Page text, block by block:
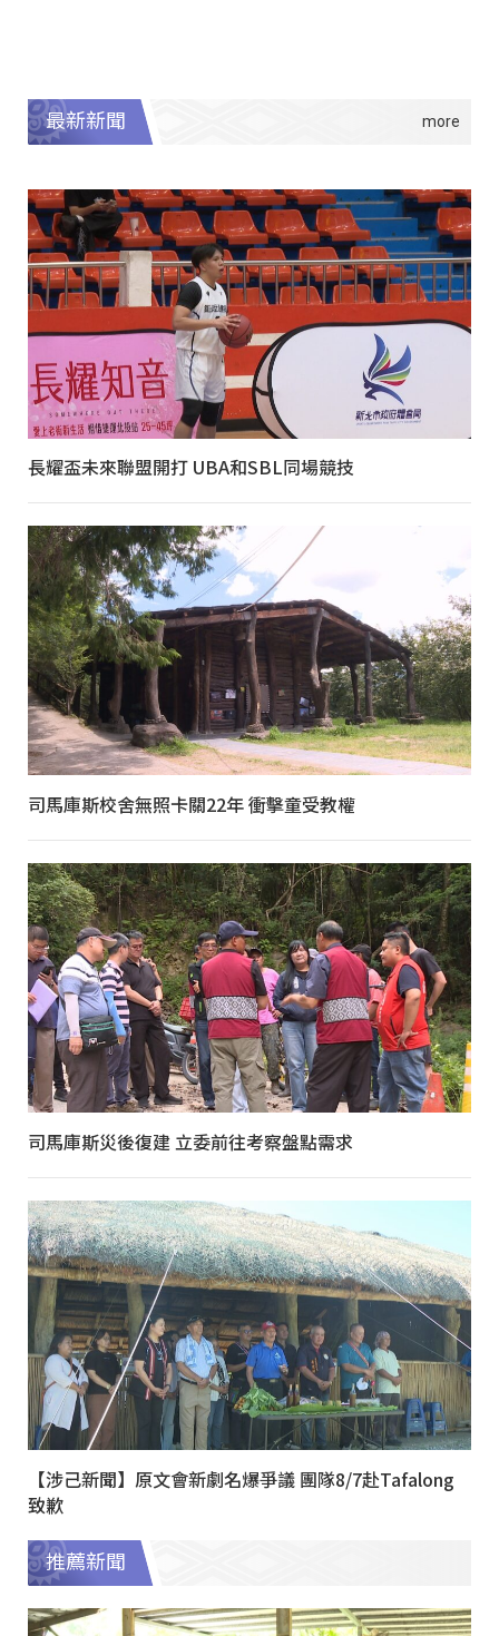
最新新聞
長耀盃未來聯盟開打 UBA和SBL同場競技
司馬庫斯校舍無照卡關22年 衝擊童受教權
司馬庫斯災後復建 立委前往考察盤點需求
【涉己新聞】原文會新劇名爆爭議 團隊8/7赴Tafalong
致歉
推薦新聞